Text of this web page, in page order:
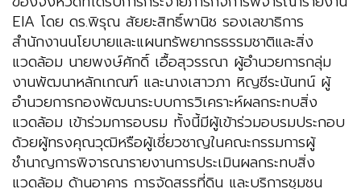
EIA โดย ดร.พิรุณ สัยยะสิทธิ์พานิช รองเลขาธิการ
สำนักงานนโยบายและแผนทรัพยากรธรรมชาติและสิ่ง
แวดล้อม นายพงษ์ศักดิ์ เอื้อสุวรรณา ผู้อำนวยการกลุ่ม
งานพัฒนาหลักเกณฑ์ และนางเสาวภา หิญชีระนันทน์ ผู้
อำนวยการกองพัฒนาระบบการวิเคราะห์ผลกระทบสิ่ง
แวดล้อม เข้าร่วมการอบรม ทั้งนี้มีผู้เข้าร่วมอบรมประกอบ
ด้วยผู้ทรงคุณวุฒิหรือผู้เชี่ยวชาญในคณะกรรมการผู้
ชำนาญการพิจารณารายงานการประเมินผลกระทบสิ่ง
แวดล้อม ด้านอาคาร การจัดสรรที่ดิน และบริการชุมชน